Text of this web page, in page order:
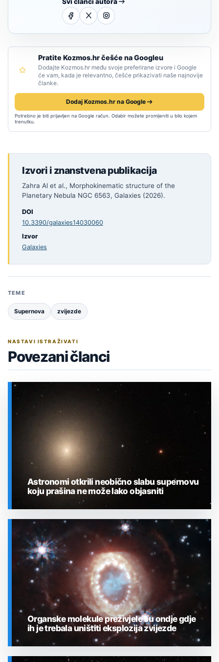
Pratite Kozmos.hr češće na Googleu
Dodajte Kozmos.hr među svoje preferirane izvore i Google
će vam, kada je relevantno, češće prikazivati naše najnovije
članke.
Dodaj Kozmos.hr na Google
Potrebno je biti prijavljen na Google račun. Odabir možete promijeniti u bilo kojem
trenutku.
Izvori i znanstvena publikacija
Zahra Al et al., Morphokinematic structure of the
Planetary Nebula NGC 6563, Galaxies (2026).
DOI
10.3390/galaxies14030060
Izvor
Galaxies
TEME
Supernova zvijezde
NASTAVI ISTRAŽIVATI
Povezani članci
SVEMIR
Astronomi otkrili neobično slabu supernovu
koju prašina ne može lako objasniti
Organske molekule preživjele su ondje gdje
ih je trebala uništiti eksplozija zvijezde